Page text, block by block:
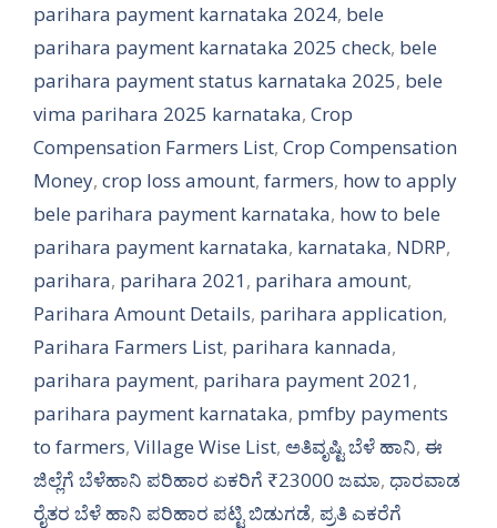
parihara payment karnataka 2024, bele
parihara payment karnataka 2025 check, bele
parihara payment status karnataka 2025, bele
vima parihara 2025 karnataka, Crop
Compensation Farmers List, Crop Compensation
Money, crop loss amount, farmers, how to apply
bele parihara payment karnataka, how to bele
parihara payment karnataka, karnataka, NDRP,
parihara, parihara 2021, parihara amount,
Parihara Amount Details, parihara application,
Parihara Farmers List, parihara kannada,
parihara payment, parihara payment 2021,
parihara payment karnataka, pmfby payments
to farmers, Village Wise List, ಅತಿವೃಷ್ಟಿ ಬೆಳೆ ಹಾನಿ, ಈ
ಜಿಲ್ಲೆಗೆ ಬೆಳೆಹಾನಿ ಪರಿಹಾರ ಏಕರಿಗೆ ₹23000 ಜಮಾ, ಧಾರವಾಡ
ರೈತರ ಬೆಳೆ ಹಾನಿ ಪರಿಹಾರ ಪಟ್ಟಿ ಬಿಡುಗಡೆ, ಪ್ರತಿ ಎಕರೆಗೆ